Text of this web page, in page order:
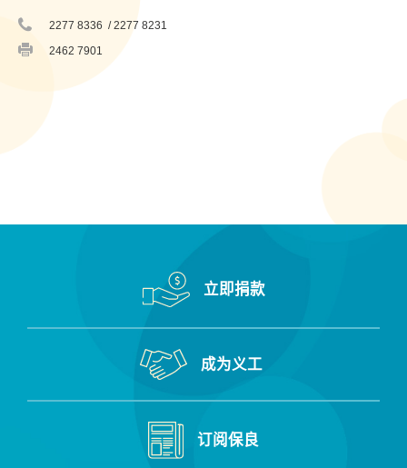
保良局田家炳千禧小学
保良局田家炳小学
保良局罗杰承（一九八三）中学
保良局罗氏基金中学
保良局美丽人生综合健康中心
址
电
话
号
2277 8336 / 2277 8231
传
2462 7901
立即捐款
成为义工
订阅保良